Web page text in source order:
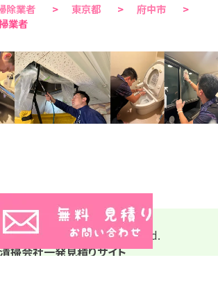
除業者 > 東京都 > 府中市
>
業者
© 2026 All Rights Reserved.
掃会社一発見積りサイト